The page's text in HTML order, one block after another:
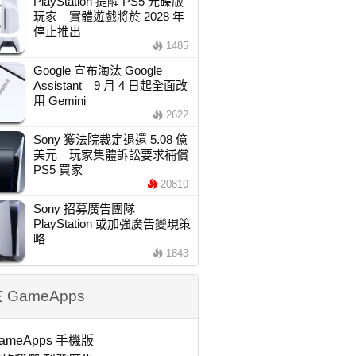
玩家 實體遊戲將於 2028 年
停止推出
1485
Google 宣布淘汰 Google
Assistant 9 月 4 日起全面改
用 Gemini
2622
Sony 獲法院裁定退還 5.08 億
美元 玩家集體訴訟要求補償
PS5 買家
20810
Sony 招募廣告團隊
PlayStation 或加強廣告變現策
略
1843
GameApps
手機版